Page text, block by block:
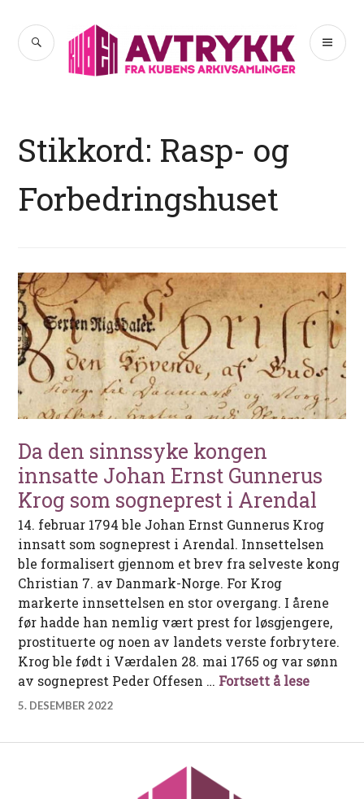
innhold
Avtrykk
SØK
Stikkord: Rasp- og
Forbedringshuset
Da den sinnssyke kongen
innsatte Johan Ernst Gunnerus
Krog som sogneprest i Arendal
14. februar 1794 ble Johan Ernst Gunnerus Krog
innsatt som sogneprest i Arendal. Innsettelsen
ble formalisert gjennom et brev fra selveste kong
Christian 7. av Danmark-Norge. For Krog
markerte innsettelsen en stor overgang. I årene
før hadde han nemlig vært prest for løsgjengere,
prostituerte og noen av landets verste forbrytere.
Krog ble født i Værdalen 28. mai 1765 og var sønn
av sogneprest Peder Offesen … Fortsett å leseDa den
5. DESEMBER 2022